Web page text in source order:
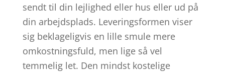
sendt til din lejlighed eller hus eller ud på
din arbejdsplads. Leveringsformen viser
sig beklageligvis en lille smule mere
omkostningsfuld, men lige så vel
temmelig let. Den mindst kostelige